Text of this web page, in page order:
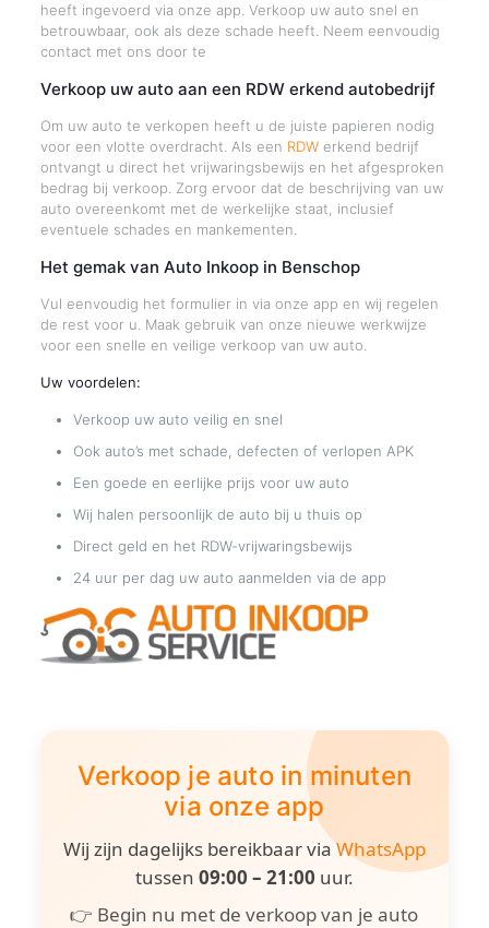
heeft ingevoerd via onze app. Verkoop uw auto snel en
betrouwbaar, ook als deze schade heeft. Neem eenvoudig
contact met ons door te
Verkoop uw auto aan een RDW erkend autobedrijf
Om uw auto te verkopen heeft u de juiste papieren nodig
voor een vlotte overdracht. Als een RDWerkend bedrijf
ontvangt u direct het vrijwaringsbewijs en het afgesproken
bedrag bij verkoop. Zorg ervoor dat de beschrijving van uw
auto overeenkomt met de werkelijke staat, inclusief
eventuele schades en mankementen.
Het gemak van Auto Inkoop in Benschop
Vul eenvoudig het formulier in via onze app en wij regelen
de rest voor u. Maak gebruik van onze nieuwe werkwijze
voor een snelle en veilige verkoop van uw auto.
Uw voordelen:
Verkoop uw auto veilig en snel
Ook auto’s met schade, defecten of verlopen APK
Een goede en eerlijke prijs voor uw auto
Wij halen persoonlijk de auto bij u thuis op
Direct geld en het RDW-vrijwaringsbewijs
24 uur per dag uw auto aanmelden via de app
Verkoop je auto in minuten
via onze app
Wij zijn dagelijks bereikbaar viaWhatsApp
tussen 09:00 – 21:00 uur.
👉 Begin nu met de verkoop van je auto